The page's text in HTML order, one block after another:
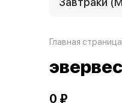
Главная страница
0 ₽